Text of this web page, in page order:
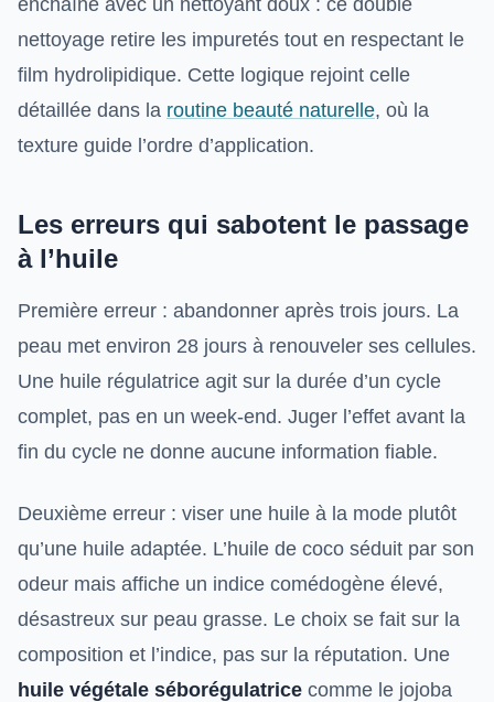
enchaîne avec un nettoyant doux : ce double
nettoyage retire les impuretés tout en respectant le
film hydrolipidique. Cette logique rejoint celle
détaillée dans la routine beauté naturelle, où la
texture guide l’ordre d’application.
Les erreurs qui sabotent le passage
à l’huile
Première erreur : abandonner après trois jours. La
peau met environ 28 jours à renouveler ses cellules.
Une huile régulatrice agit sur la durée d’un cycle
complet, pas en un week-end. Juger l’effet avant la
fin du cycle ne donne aucune information fiable.
Deuxième erreur : viser une huile à la mode plutôt
qu’une huile adaptée. L’huile de coco séduit par son
odeur mais affiche un indice comédogène élevé,
désastreux sur peau grasse. Le choix se fait sur la
composition et l’indice, pas sur la réputation. Une
huile végétale séborégulatrice comme le jojoba